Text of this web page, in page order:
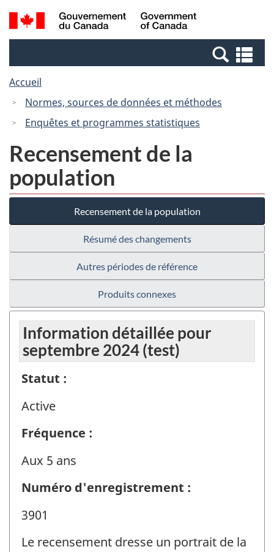
Passer
au
Passer
à
Canada
Recherche
et
et
Accueil
Normes, sources de données et méthodes
Enquêtes et programmes statistiques
Recensement de la
population
Recensement de la population
Résumé des changements
Autres périodes de référence
Produits connexes
Information détaillée pour
septembre 2024 (test)
Statut :
Active
Fréquence :
Aux 5 ans
Numéro d'enregistrement :
3901
Le recensement dresse un portrait de la